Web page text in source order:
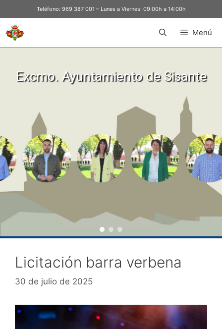
Teléfono: 969 387 001 – Lunes a Viernes: 09:00h a 14:00h
Menú
Excmo. Ayuntamiento de Sisante
Licitación barra verbena
30 de julio de 2025